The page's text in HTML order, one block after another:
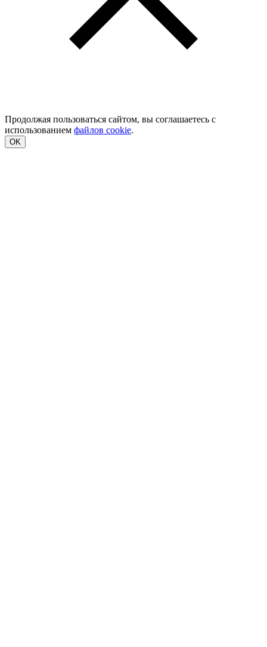
Продолжая пользоваться сайтом, вы соглашаетесь с
использованием файлов cookie.
OK